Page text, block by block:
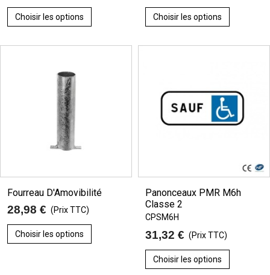
Choisir les options Choisir les options
Fourreau D'Amovibilité
28,98 € (Prix TTC)
Choisir les options
Panonceaux PMR M6h
Classe 2
CPSM6H
31,32 € (Prix TTC)
Choisir les options